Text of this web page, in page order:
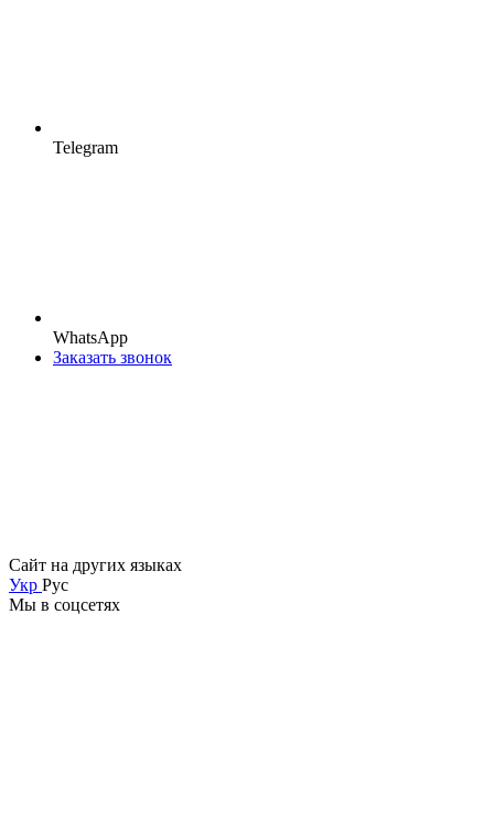
Telegram
WhatsApp
Заказать звонок
Сайт на других языках
Укр Рус
Мы в соцсетях